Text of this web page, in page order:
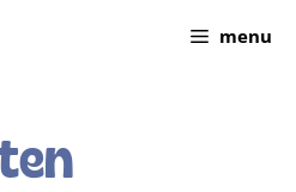
menu